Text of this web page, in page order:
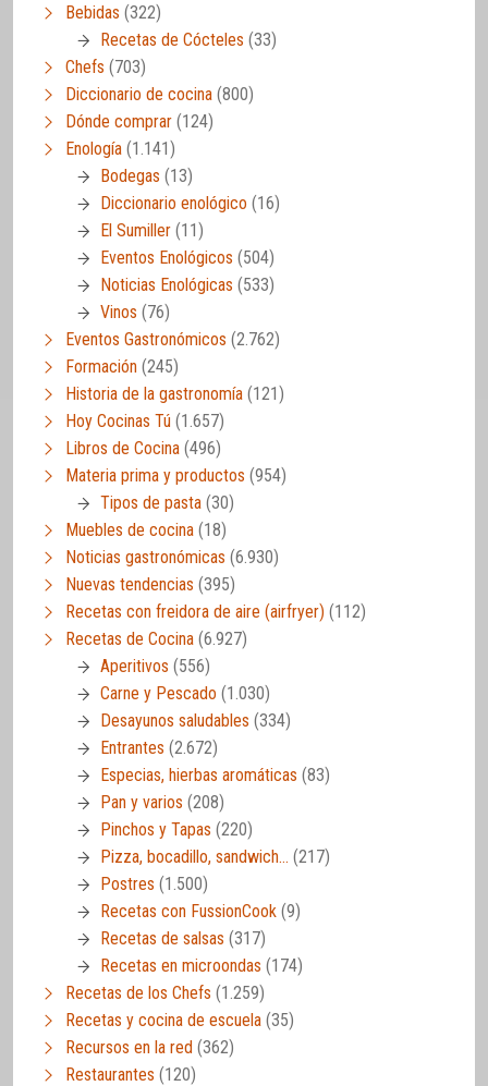
Bebidas (322)
Recetas de Cócteles (33)
Chefs (703)
Diccionario de cocina (800)
Dónde comprar (124)
Enología (1.141)
Bodegas (13)
Diccionario enológico (16)
El Sumiller (11)
Eventos Enológicos (504)
Noticias Enológicas (533)
Vinos (76)
Eventos Gastronómicos (2.762)
Formación (245)
Historia de la gastronomía (121)
Hoy Cocinas Tú (1.657)
Libros de Cocina (496)
Materia prima y productos (954)
Tipos de pasta (30)
Muebles de cocina (18)
Noticias gastronómicas (6.930)
Nuevas tendencias (395)
Recetas con freidora de aire (airfryer) (112)
Recetas de Cocina (6.927)
Aperitivos (556)
Carne y Pescado (1.030)
Desayunos saludables (334)
Entrantes (2.672)
Especias, hierbas aromáticas (83)
Pan y varios (208)
Pinchos y Tapas (220)
Pizza, bocadillo, sandwich… (217)
Postres (1.500)
Recetas con FussionCook (9)
Recetas de salsas (317)
Recetas en microondas (174)
Recetas de los Chefs (1.259)
Recetas y cocina de escuela (35)
Recursos en la red (362)
Restaurantes (120)